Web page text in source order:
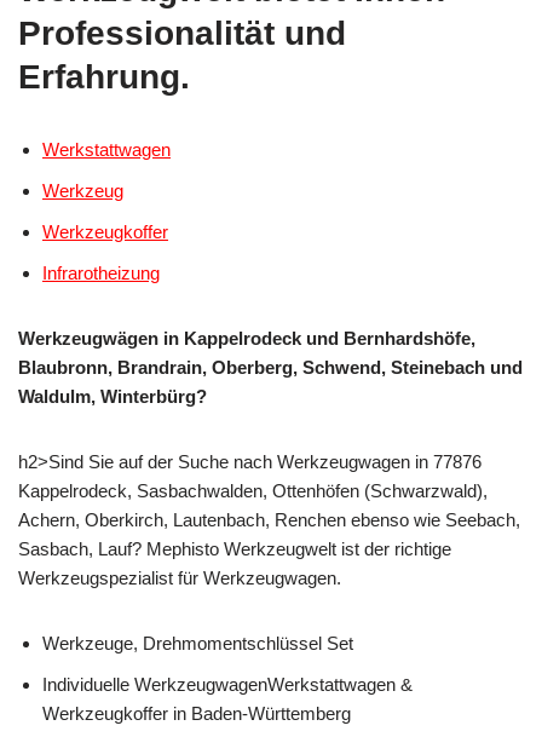
Professionalität und
Erfahrung.
Werkstattwagen
Werkzeug
Werkzeugkoffer
Infrarotheizung
Werkzeugwägen in Kappelrodeck und Bernhardshöfe,
Blaubronn, Brandrain, Oberberg, Schwend, Steinebach und
Waldulm, Winterbürg?
h2>Sind Sie auf der Suche nach Werkzeugwagen in 77876
Kappelrodeck, Sasbachwalden, Ottenhöfen (Schwarzwald),
Achern, Oberkirch, Lautenbach, Renchen ebenso wie Seebach,
Sasbach, Lauf? Mephisto Werkzeugwelt ist der richtige
Werkzeugspezialist für Werkzeugwagen.
Werkzeuge, Drehmomentschlüssel Set
Individuelle WerkzeugwagenWerkstattwagen &
Werkzeugkoffer in Baden-Württemberg